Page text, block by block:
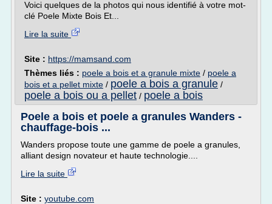
Voici quelques de la photos qui nous identifié à votre mot-
clé Poele Mixte Bois Et...
Lire la suite
Site : https://mamsand.com
Thèmes liés : poele a bois et a granule mixte / poele a
bois et a pellet mixte / poele a bois a granule /
poele a bois ou a pellet / poele a bois
Poele a bois et poele a granules Wanders -
chauffage-bois ...
Wanders propose toute une gamme de poele a granules,
alliant design novateur et haute technologie....
Lire la suite
Site : youtube.com